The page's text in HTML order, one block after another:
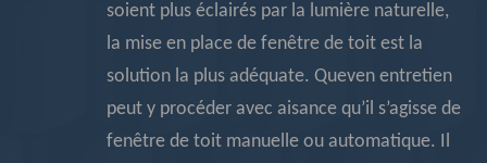
soient plus éclairés par la lumière naturelle,
la mise en place de fenêtre de toit est la
solution la plus adéquate. Queven entretien
peut y procéder avec aisance qu’il s’agisse de
fenêtre de toit manuelle ou automatique. Il